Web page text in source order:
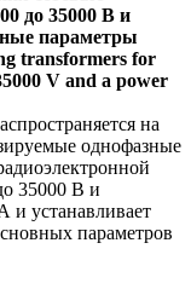
до 35000 В и
параметры
transformers for
V and a power
на
однофазные
35000 В и
устанавливает
параметров